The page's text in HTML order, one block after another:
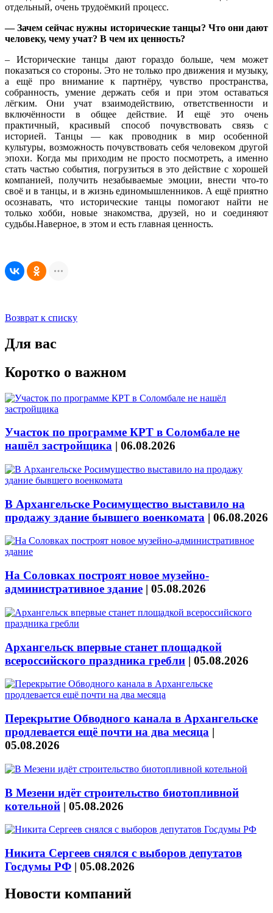
отдельный, очень трудоёмкий процесс.
— Зачем сейчас нужны исторические танцы? Что они дают
человеку, чему учат? В чем их ценность?
– Исторические танцы дают гораздо больше, чем может
показаться со стороны. Это не только про движения и музыку,
а ещё про внимание к партнёру, чувство пространства,
собранность, умение держать себя и при этом оставаться
лёгким. Они учат взаимодействию, ответственности и
включённости в общее действие. И ещё это очень
практичный, красивый способ почувствовать связь с
историей. Танцы — как проводник в мир особенной
культуры, возможность почувствовать себя человеком другой
эпохи. Когда мы приходим не просто посмотреть, а именно
стать частью события, погрузиться в это действие с хорошей
компанией, получить незабываемые эмоции, внести что-то
своё и в танцы, и в жизнь единомышленников. А ещё приятно
осознавать, что исторические танцы помогают найти не
только хобби, новые знакомства, друзей, но и соединяют
судьбы.Наверное, в этом и есть главная ценность.
Возврат к списку
Для вас
Коротко о важном
Участок по программе КРТ в Соломбале не
нашёл застройщика | 06.08.2026
В Архангельске Росимущество выставило на
продажу здание бывшего военкомата | 06.08.2026
На Соловках построят новое музейно-
административное здание | 05.08.2026
Архангельск впервые станет площадкой
всероссийского праздника гребли | 05.08.2026
Перекрытие Обводного канала в Архангельске
продлевается ещё почти на два месяца |
05.08.2026
В Мезени идёт строительство биотопливной
котельной | 05.08.2026
Никита Сергеев снялся с выборов депутатов
Госдумы РФ | 05.08.2026
Новости компаний